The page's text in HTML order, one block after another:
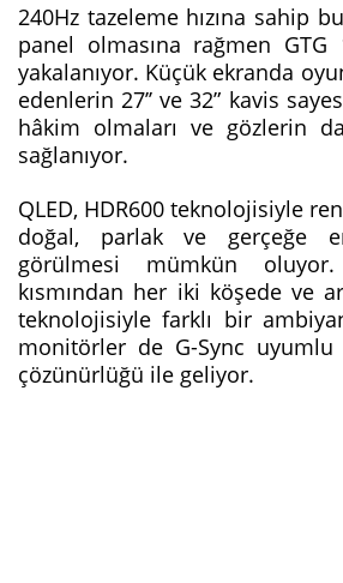
240Hz tazeleme hızına sahip
panel olmasına rağmen
yakalanıyor. Küçük ekranda
edenlerin 27’’ ve 32” kavis
hâkim olmaları ve gözlerin
sağlanıyor.
QLED, HDR600 teknolojisiyle
doğal, parlak ve gerçeğe
görülmesi mümkün
kısmından her iki köşede ve
teknolojisiyle farklı bir
monitörler de G-Sync
çözünürlüğü ile geliyor.